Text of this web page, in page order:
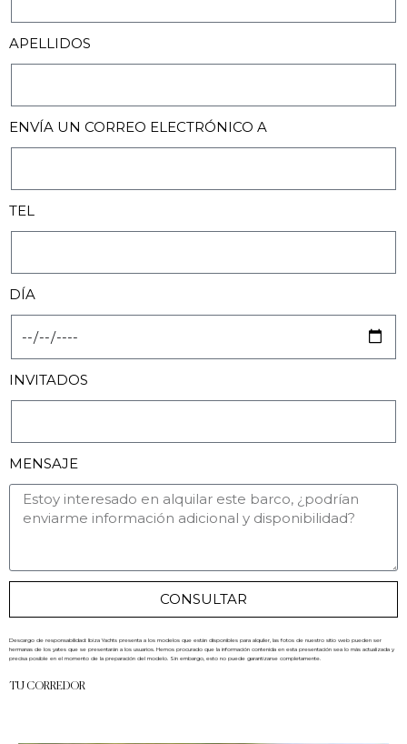
APELLIDOS
ENVÍA UN CORREO ELECTRÓNICO A
TEL
DÍA
INVITADOS
MENSAJE
CONSULTAR
Descargo de responsabilidad: Ibiza Yachts presenta a los modelos que están disponibles para alquiler, las fotos de nuestro sitio web pueden ser
hermanas de los yates que se presentarán a los usuarios. Hemos procurado que la información contenida en esta presentación sea lo más actualizada y
precisa posible en el momento de la preparación del modelo. Sin embargo, esto no puede garantizarse completamente.
TU CORREDOR